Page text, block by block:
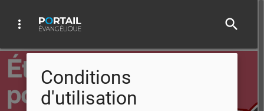
more_vert search
Video Player
Conditions
d'utilisation